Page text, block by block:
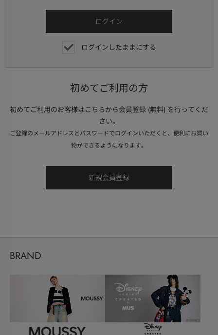
ログインしたままにする
初めてご利用の方
初めてご利用のお客様はこちらから会員登録 (無料) を行ってくだ
さい。
ご登録のメールアドレスとパスワードでログインいただくと、便利にお買い
物ができるようになります。
BRAND